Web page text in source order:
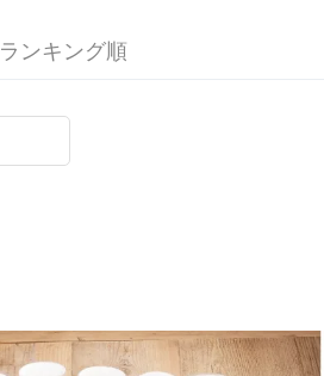
ランキング順